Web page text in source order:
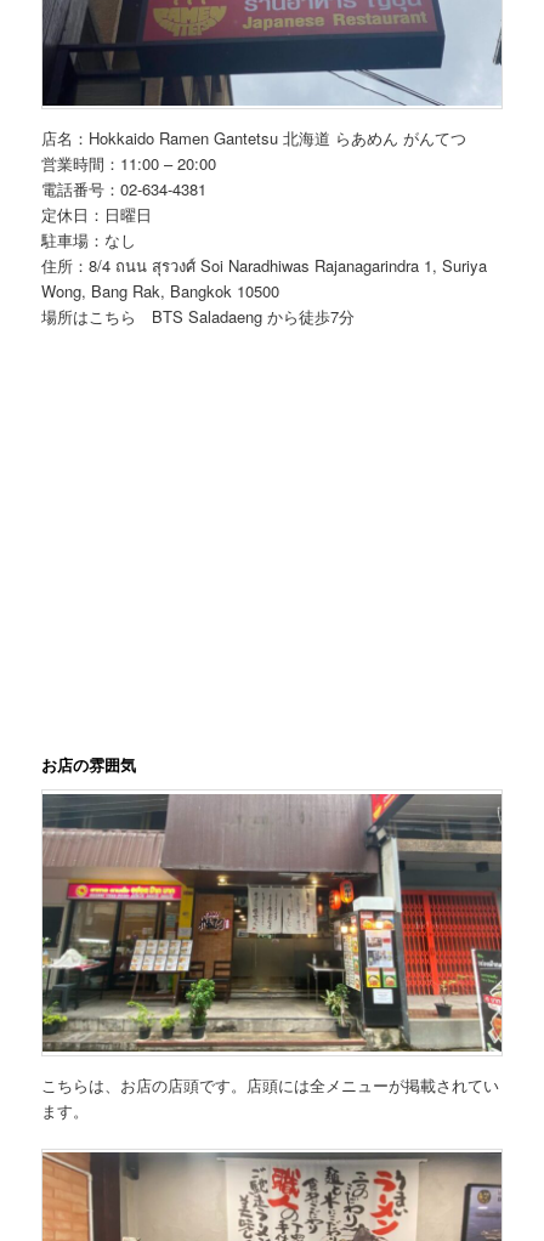
店名：Hokkaido Ramen Gantetsu 北海道 らあめん がんてつ
営業時間：11:00 – 20:00
電話番号：02-634-4381
定休日：日曜日
駐車場：なし
住所：8/4 ถนน สุรวงศ์ Soi Naradhiwas Rajanagarindra 1, Suriya
Wong, Bang Rak, Bangkok 10500
場所はこちら
BTS Saladaeng から徒歩7分
お店の雰囲気
こちらは、お店の店頭です。店頭には全メニューが掲載されてい
ます。